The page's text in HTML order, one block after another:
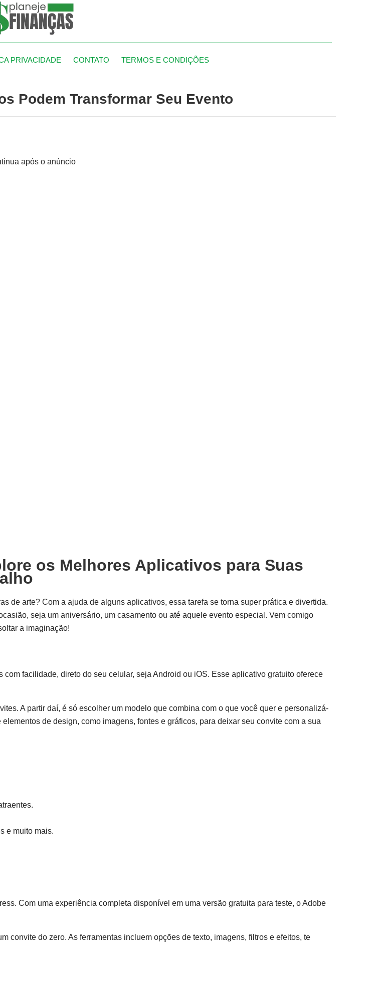
PRIVACIDADE CONTATO TERMOS E CONDIÇÕES
Podem Transformar Seu Evento
após o anúncio
os Melhores Aplicativos para Suas
de arte? Com a ajuda de alguns aplicativos, essa tarefa se torna super prática e divertida.
seja um aniversário, um casamento ou até aquele evento especial. Vem comigo
a imaginação!
facilidade, direto do seu celular, seja Android ou iOS. Esse aplicativo gratuito oferece
A partir daí, é só escolher um modelo que combina com o que você quer e personalizá-
de design, como imagens, fontes e gráficos, para deixar seu convite com a sua
e muito mais.
Com uma experiência completa disponível em uma versão gratuita para teste, o Adobe
convite do zero. As ferramentas incluem opções de texto, imagens, filtros e efeitos, te